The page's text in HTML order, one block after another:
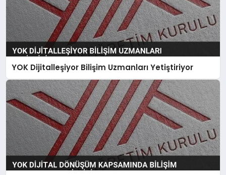
YOK Dijitalleşiyor Bilişim Uzmanları Yetiştiriyor